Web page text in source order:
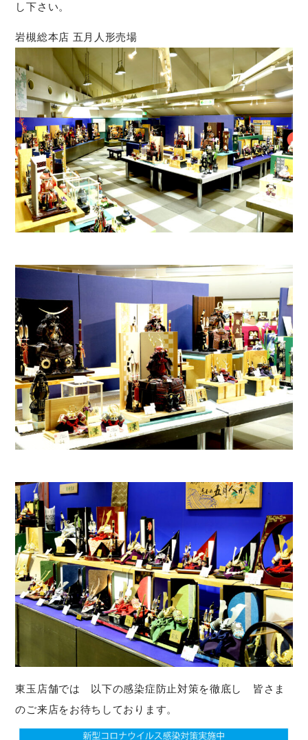
し下さい。
岩槻総本店 五月人形売場
東玉店舗では 以下の感染症防止対策を徹底し 皆さま
のご来店をお待ちしております。